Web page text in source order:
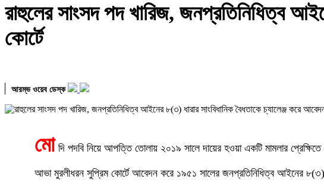
রাহুলের সাংসদ পদ খারিজ, জনপ্রতিনিধিত্ব
কোর্টে
আরম্ভ ওয়েব ডেস্ক
মো দি পদবি নিয়ে আপত্তি তোলায় ২০১৯ সালে দায়ের হওয়া একটি মামলার
আভা মুরলীধরন সুপ্রিম কোর্টে আবেদন করে ১৯৫১ সালের জনপ্রতিনিধিত্ব আইনের ৮(৩)